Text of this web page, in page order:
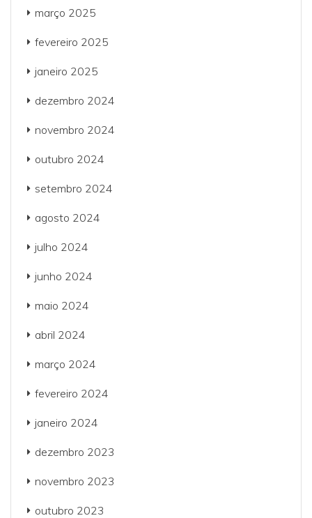
março 2025
fevereiro 2025
janeiro 2025
dezembro 2024
novembro 2024
outubro 2024
setembro 2024
agosto 2024
julho 2024
junho 2024
maio 2024
abril 2024
março 2024
fevereiro 2024
janeiro 2024
dezembro 2023
novembro 2023
outubro 2023